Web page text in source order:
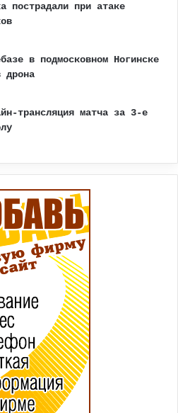
пострадали при атаке
в подмосковном Ногинске
дрона
трансляция матча за 3-е